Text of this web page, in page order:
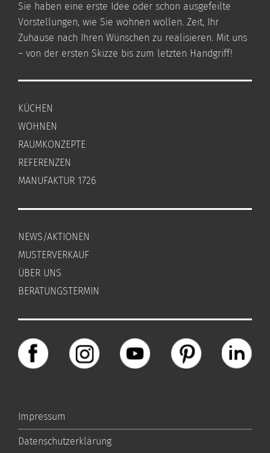
Sie haben eine erste Idee oder schon ausgefeilte
Vorstellungen, wie Sie wohnen wollen. Zeit, Ihr
Zuhause nach Ihren Wünschen zu realisieren. Mit uns
– von der ersten Skizze bis zum letzten Handgriff!
KÜCHEN
WOHNEN
RAUMKONZEPTE
REFERENZEN
MANUFAKTUR 1726
NEWS/AKTIONEN
MUSTERVERKAUF
ÜBER UNS
BERATUNGSTERMIN
Impressum
Datenschutzerklärung